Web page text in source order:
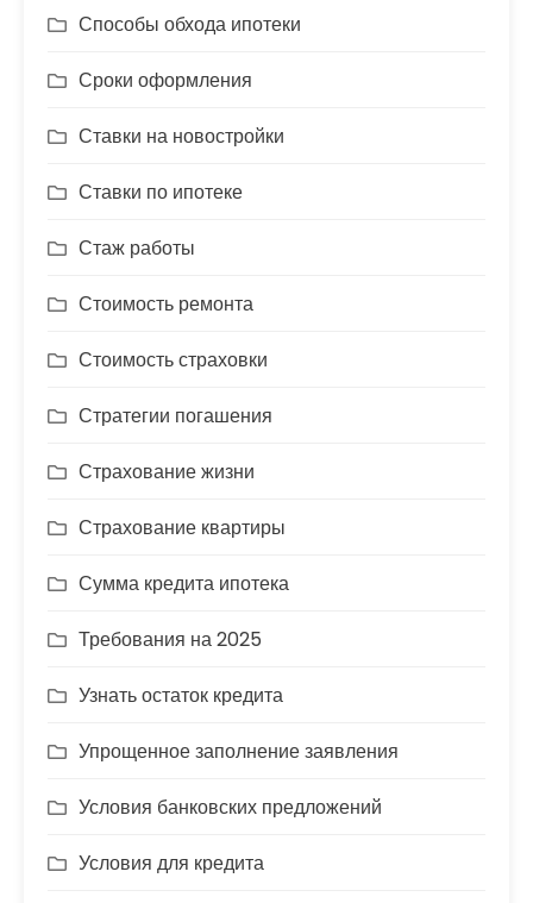
Способы обхода ипотеки
Сроки оформления
Ставки на новостройки
Ставки по ипотеке
Стаж работы
Стоимость ремонта
Стоимость страховки
Стратегии погашения
Страхование жизни
Страхование квартиры
Сумма кредита ипотека
Требования на 2025
Узнать остаток кредита
Упрощенное заполнение заявления
Условия банковских предложений
Условия для кредита